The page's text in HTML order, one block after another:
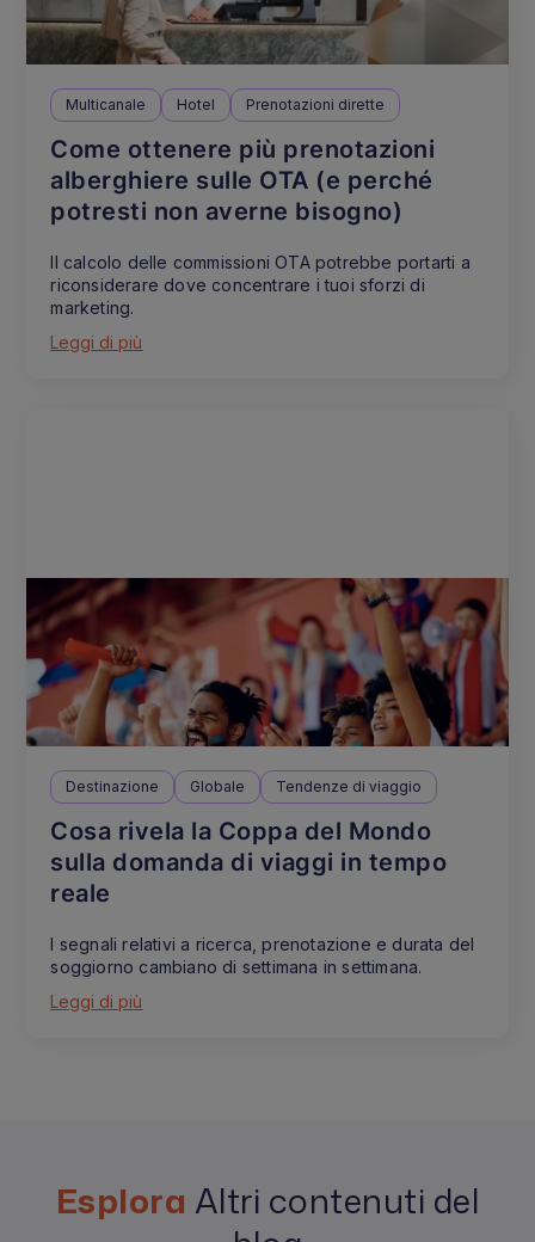
Multicanale Hotel Prenotazioni dirette
Come ottenere più prenotazioni
alberghiere sulle OTA (e perché
potresti non averne bisogno)
Il calcolo delle commissioni OTA potrebbe portarti a
riconsiderare dove concentrare i tuoi sforzi di
marketing.
Leggi di più
Destinazione Globale Tendenze di viaggio
Cosa rivela la Coppa del Mondo
sulla domanda di viaggi in tempo
reale
I segnali relativi a ricerca, prenotazione e durata del
soggiorno cambiano di settimana in settimana.
Leggi di più
Esplora Altri contenuti del